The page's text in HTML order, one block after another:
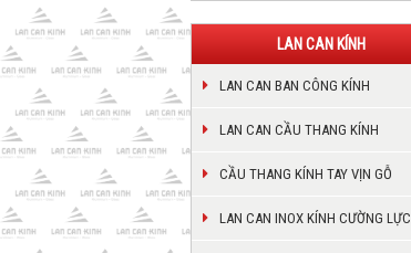
LAN CAN KÍNH
LAN CAN BAN CÔNG KÍNH
LAN CAN CẦU THANG KÍNH
CẦU THANG KÍNH TAY VỊN GỖ
LAN CAN INOX KÍNH CƯỜNG LỰC